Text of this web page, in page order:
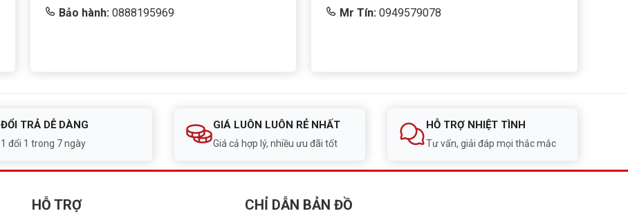
Bảo hành: 0888195969
Mr Tín: 0949579078
ĐỔI TRẢ DỄ DÀNG
1 đổi 1 trong 7 ngày
GIÁ LUÔN LUÔN RẺ NHẤT
Giá cả hợp lý, nhiều ưu đãi tốt
HỖ TRỢ NHIỆT TÌNH
Tư vấn, giải đáp mọi thắc mắc
HỖ TRỢ CHỈ DẪN BẢN ĐỒ